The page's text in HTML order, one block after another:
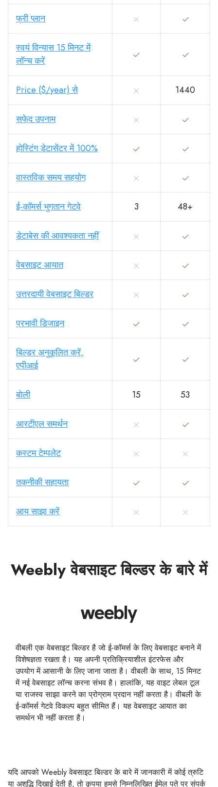
फ्री प्लान
स्वयं विन्यास 15 मिनट में
लॉन्च करें
Price ($/year) से 1440
सफेद उपनाम
होस्टिंग डेटासेंटर में 100%
वास्तविक समय सहयोग
ई-कॉमर्स भुगतान गेटवे 3 48+
डेटाबेस की आवश्यकता नहीं
वेबसाइट आयात
उत्तरदायी वेबसाइट बिल्डर
प्रभावी डिजाइन
बिल्डर अनुकूलित करें,
एपीआई
बोली 15 53
आरटीएल समर्थन
कस्टम टेम्पलेट
तकनीकी सहायता
आय साझा करें
Weebly वेबसाइट बिल्डर के बारे में
वीबली एक वेबसाइट बिल्डर है जो ई-कॉमर्स के लिए वेबसाइट बनाने में
विशेषज्ञता रखता है। यह अपनी प्रतिक्रियाशील इंटरफेस और
उपयोग में आसानी के लिए जाना जाता है। वीबली के साथ, 15 मिनट
में नई वेबसाइट लॉन्च करना संभव है। हालांकि, यह वाइट लेबल टूल
या राजस्व साझा करने का प्रोग्राम प्रदान नहीं करता है। वीबली के
ई-कॉमर्स गेटवे विकल्प बहुत सीमित हैं। यह वेबसाइट आयात का
समर्थन भी नहीं करता है।
यदि आपको Weebly वेबसाइट बिल्डर के बारे में जानकारी में कोई त्रुटि
या अशुद्धि दिखाई देती है, तो कृपया हमसे निम्नलिखित ईमेल पते पर संपर्क